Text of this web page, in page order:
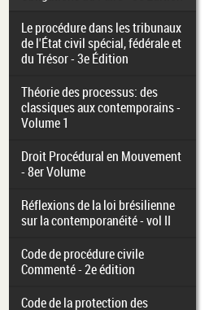
Le procédure dans les tribunaux
de l'État civil spécial, fédérale et
du Trésor - 3e Édition
Théorie des processus: des
classiques aux contemporains -
Volume 1
Droit Procédural en Mouvement
- 8er Volume
Réflexions de la loi brésilienne
sur la contemporanéité - vol II
Code de procédure civile
Commenté - 2e édition
Code de la protection des